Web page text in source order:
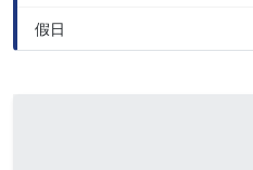
假日